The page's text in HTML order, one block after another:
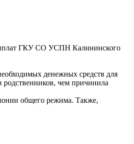
выплат ГКУ СО УСПН Калининского
денежных средств для
чем причинила
общего режима. Также,